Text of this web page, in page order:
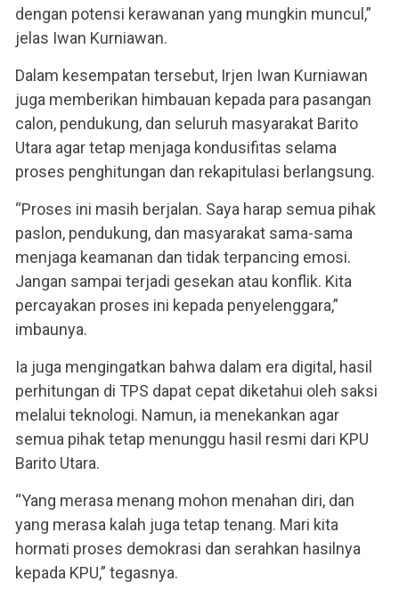
dengan potensi kerawanan yang mungkin muncul,”
jelas Iwan Kurniawan.
Dalam kesempatan tersebut, Irjen Iwan Kurniawan
juga memberikan himbauan kepada para pasangan
calon, pendukung, dan seluruh masyarakat Barito
Utara agar tetap menjaga kondusifitas selama
proses penghitungan dan rekapitulasi berlangsung.
“Proses ini masih berjalan. Saya harap semua pihak
paslon, pendukung, dan masyarakat sama-sama
menjaga keamanan dan tidak terpancing emosi.
Jangan sampai terjadi gesekan atau konflik. Kita
percayakan proses ini kepada penyelenggara,”
imbaunya.
Ia juga mengingatkan bahwa dalam era digital, hasil
perhitungan di TPS dapat cepat diketahui oleh saksi
melalui teknologi. Namun, ia menekankan agar
semua pihak tetap menunggu hasil resmi dari KPU
Barito Utara.
“Yang merasa menang mohon menahan diri, dan
yang merasa kalah juga tetap tenang. Mari kita
hormati proses demokrasi dan serahkan hasilnya
kepada KPU,” tegasnya.